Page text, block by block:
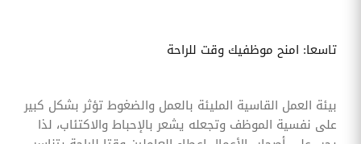
تاسعا: امنح موظفيك وقت للراحة
بيئة العمل القاسية المليئة بالعمل والضغوط تؤثر بشكل كبير
على نفسية الموظف وتجعله يشعر بالإحباط والاكتئاب، لذا